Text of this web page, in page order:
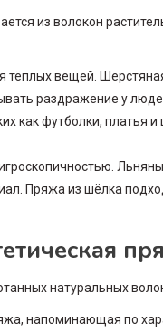
из волокон
тёплых вещей.
раздражение у
как футболки, платья
Пряжа из шёлка
натуральных
напоминающая по